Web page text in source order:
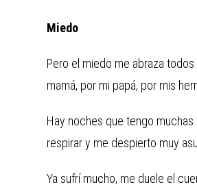
Miedo
Pero el miedo me abraza
mamá, por mi papá, por mis
Hay noches que tengo
respirar y me despierto muy
Ya sufrí mucho, me duele el